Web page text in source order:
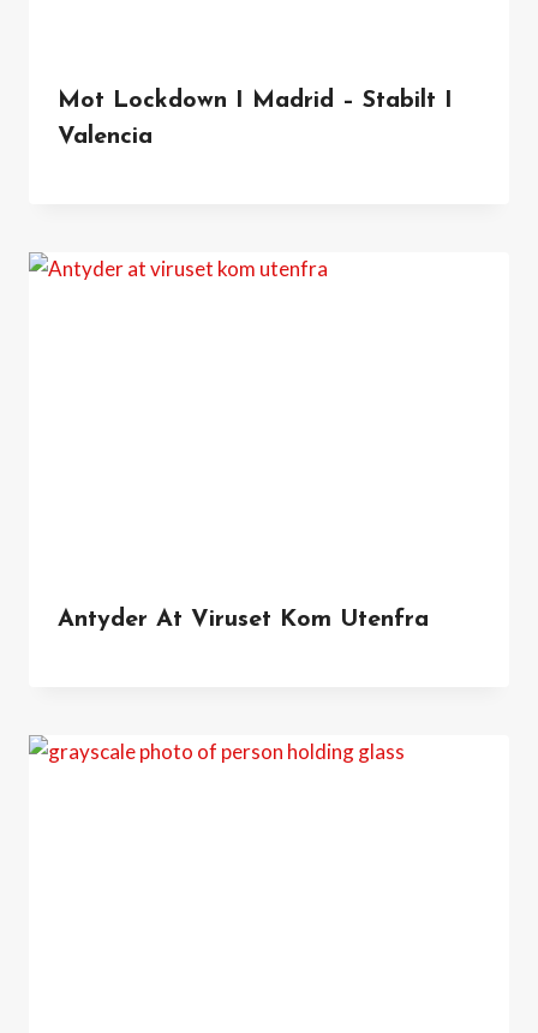
Mot Lockdown I Madrid – Stabilt I
Valencia
Antyder At Viruset Kom Utenfra